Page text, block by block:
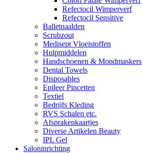
Refectocil Wimperverf
Refectocil Sensitive
Balletnaalden
Scrubzout
Medisept Vloeistoffen
Hulpmiddelen
Handschoenen & Mondmaskers
Dental Towels
Disposables
Epileer Pincetten
Textiel
Bedrijfs Kleding
RVS Schalen etc.
Afsprakenkaartjes
Diverse Artikelen Beauty
IPL Gel
Saloninrichting